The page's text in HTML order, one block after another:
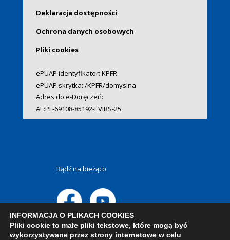
Deklaracja dostępności
Ochrona danych osobowych
Pliki cookies
ePUAP identyfikator: KPFR
ePUAP skrytka: /KPFR/domyslna
Adres do e-Doręczeń:
AE:PL-69108-85192-EVIRS-25
Bądź na bieżąco
INFORMACJA O PLIKACH COOKIES
Pliki cookie to małe pliki tekstowe, które mogą być
wykorzystywane przez strony internetowe w celu